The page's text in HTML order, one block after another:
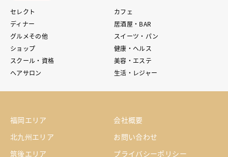
セレクト
カフェ
ディナー
居酒屋・BAR
グルメその他
スイーツ・パン
ショップ
健康・ヘルス
スクール・資格
美容・エステ
ヘアサロン
生活・レジャー
福岡エリア
北九州エリア
筑後エリア
会社概要
お問い合わせ
プライバシーポリシー